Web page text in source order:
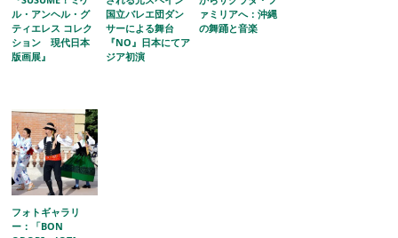
ル・アンヘル・グ
ティエレス コレク
ション 現代日本
版画展』
国立バレエ団ダン
サーによる舞台
『NO』日本にてア
ジア初演
ァミリアへ：沖縄
の舞踊と音楽
フォトギャラリ
ー：「BON